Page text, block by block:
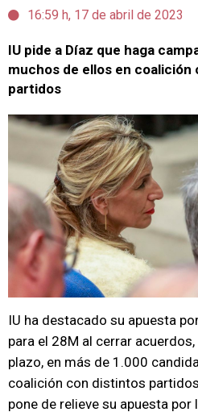
16:59 h, 17 de abril de 2023
IU pide a Díaz que haga
muchos de ellos en
partidos
IU ha destacado su apuesta
para el 28M al cerrar
plazo, en más de 1.000
coalición con distintos
pone de relieve su apuesta por